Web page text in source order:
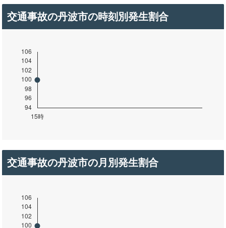
交通事故の丹波市の時刻別発生割合
交通事故の丹波市の月別発生割合